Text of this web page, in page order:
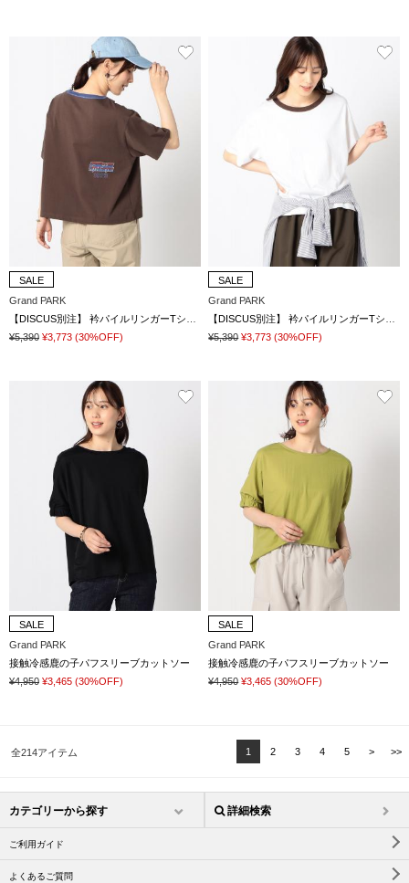
SALE
Grand PARK
¥5,390 ¥3,773 (30%OFF)
SALE
Grand PARK
¥5,390 ¥3,773 (30%OFF)
SALE
Grand PARK
接触冷感鹿の子パフスリーブカットソー
¥4,950 ¥3,465 (30%OFF)
SALE
Grand PARK
接触冷感鹿の子パフスリーブカットソー
¥4,950 ¥3,465 (30%OFF)
全214アイテム 1 2 3 4 5 > >>
カテゴリーから探す 詳細検索
ご利用ガイド
よくあるご質問